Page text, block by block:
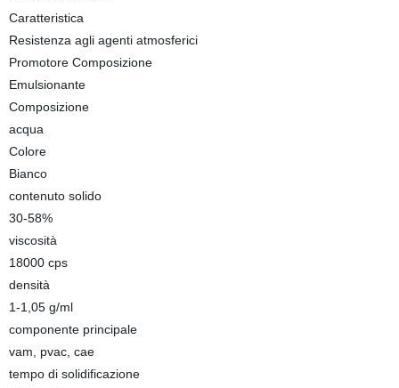
Caratteristica
Resistenza agli agenti atmosferici
Promotore Composizione
Emulsionante
Composizione
acqua
Colore
Bianco
contenuto solido
30-58%
viscosità
18000 cps
densità
1-1,05 g/ml
componente principale
vam, pvac, cae
tempo di solidificazione